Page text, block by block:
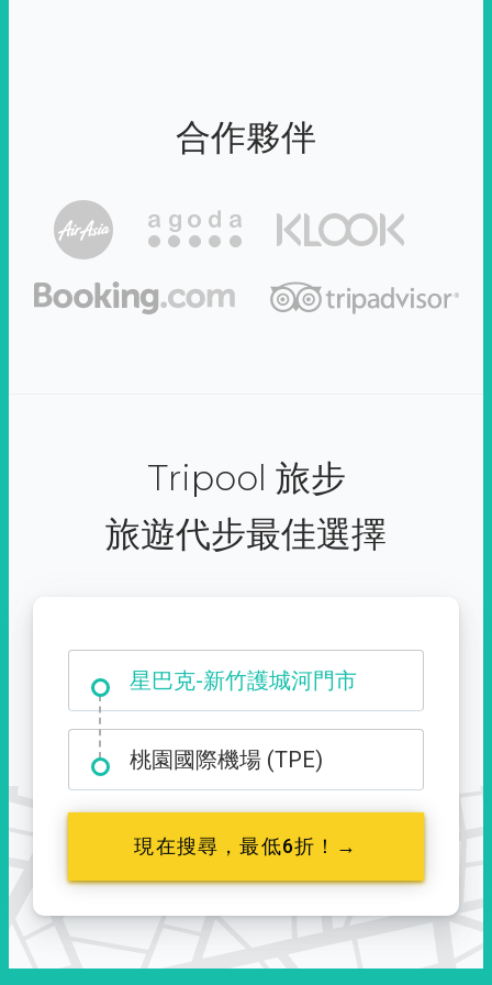
合作夥伴
Tripool 旅步
旅遊代步最佳選擇
星巴克-新竹護城河門市
大霸尖山登山口
桃園國際機場 (TPE)
現在搜尋，最低6折！→